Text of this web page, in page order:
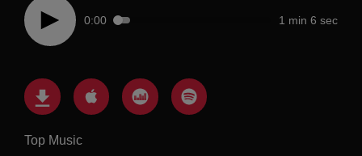
0:00 1 min 6 sec
Top Music